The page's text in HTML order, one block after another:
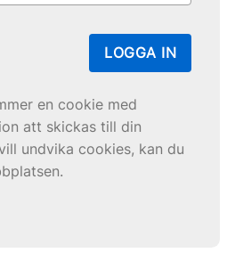
LOGGA IN
en cookie med
att skickas till din
undvika cookies, kan du